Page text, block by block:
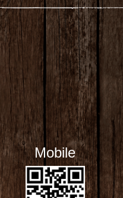
Mobile